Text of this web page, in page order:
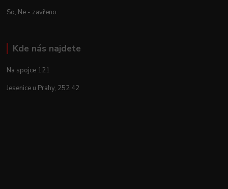
So, Ne - zavřeno
Kde nás najdete
Na spojce 121
Jesenice u Prahy, 252 42